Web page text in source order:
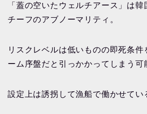
「蓋の空いたウェルチアース」は
チーフのアブノーマリティ。
リスクレベルは低いものの即死条
ーム序盤だと引っかかってしまう可
設定上は誘拐して漁船で働かせてい